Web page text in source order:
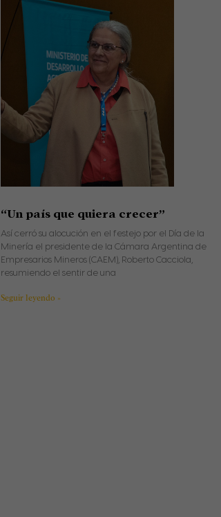
“Un país que quiera crecer”
Así cerró su alocución en el festejo por el Día de la
Minería el presidente de la Cámara Argentina de
Empresarios Mineros (CAEM), Roberto Cacciola,
resumiendo el sentir de una
Seguir leyendo »